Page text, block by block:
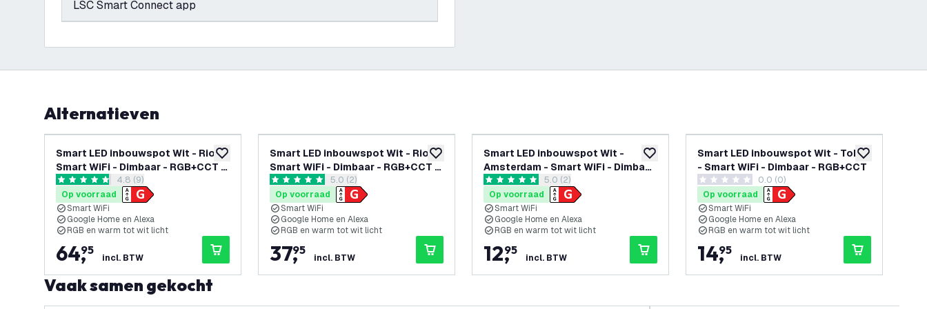
LSC Smart Connect app
Alternatieven
toevoegen aan verlanglijst
Smart LED inbouwspot Wit - Rio -
Smart WiFi - Dimbaar - RGB+CCT -
6 pack
reviews drawer openen
4.8 score sterren4.8 (9)
Op voorraad
Smart WiFi
Google Home en Alexa
RGB en warm tot wit licht
64,
95
incl. BTW
toevoegen aan verlanglijst
Smart LED inbouwspot Wit - Rio -
Smart WiFi - Dimbaar - RGB+CCT -
3 pack
reviews drawer openen
5 score sterren5.0 (2)
Op voorraad
Smart WiFi
Google Home en Alexa
RGB en warm tot wit licht
37,
95
incl. BTW
toevoegen aan verlanglijst
Smart LED inbouwspot Wit -
Amsterdam - Smart WiFi - Dimbaar
- RGB+CCTreviews drawer openen
5 score sterren5.0 (2)
Op voorraad
Smart WiFi
Google Home en Alexa
RGB en warm tot wit licht
12,
95
incl. BTW
toevoegen aan
Smart LED inbouwspot Wit - Tokyo
- Smart WiFi - Dimbaar - RGB+CCT
0 score sterren0.0 (0)
Op voorraad
Smart WiFi
Google Home en Alexa
RGB en warm tot wit licht
14,
95
incl. BTW
Vaak samen gekocht